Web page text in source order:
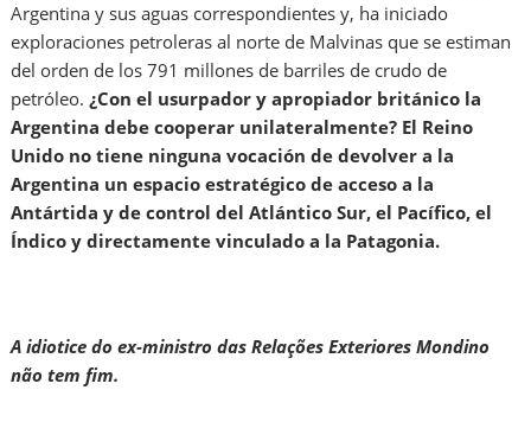
Argentina y sus aguas correspondientes y, ha iniciado
exploraciones petroleras al norte de Malvinas que se estiman
del orden de los 791 millones de barriles de crudo de
petróleo.¿Con el usurpador y apropiador británico la
Argentina debe cooperar unilateralmente? El Reino
Unido no tiene ninguna vocación de devolver a la
Argentina un espacio estratégico de acceso a la
Antártida y de control del Atlántico Sur, el Pacífico, el
Índico y directamente vinculado a la Patagonia.
A idiotice do ex-ministro das Relações Exteriores Mondino
não tem fim.